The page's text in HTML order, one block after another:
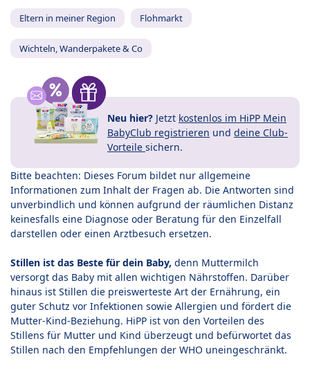
Eltern in meiner Region Flohmarkt
Wichteln, Wanderpakete & Co
Neu hier? Jetzt kostenlos im HiPP Mein
BabyClub registrieren und deine Club-
Vorteile sichern.
Bitte beachten: Dieses Forum bildet nur allgemeine
Informationen zum Inhalt der Fragen ab. Die Antworten sind
unverbindlich und können aufgrund der räumlichen Distanz
keinesfalls eine Diagnose oder Beratung für den Einzelfall
darstellen oder einen Arztbesuch ersetzen.
Stillen ist das Beste für dein Baby, denn Muttermilch
versorgt das Baby mit allen wichtigen Nährstoffen. Darüber
hinaus ist Stillen die preiswerteste Art der Ernährung, ein
guter Schutz vor Infektionen sowie Allergien und fördert die
Mutter-Kind-Beziehung. HiPP ist von den Vorteilen des
Stillens für Mutter und Kind überzeugt und befürwortet das
Stillen nach den Empfehlungen der WHO uneingeschränkt.